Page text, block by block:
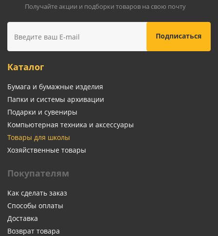
Получайте акции и подборки товаров на свою почту
Каталог
Бумага и бумажные изделия
Папки и системы архивации
Подарки и сувениры
Компьютерная техника и аксессуары
Товары для школы
Хозяйственные товары
Покупателям
Как сделать заказ
Способы оплаты
Доставка
Возврат товара